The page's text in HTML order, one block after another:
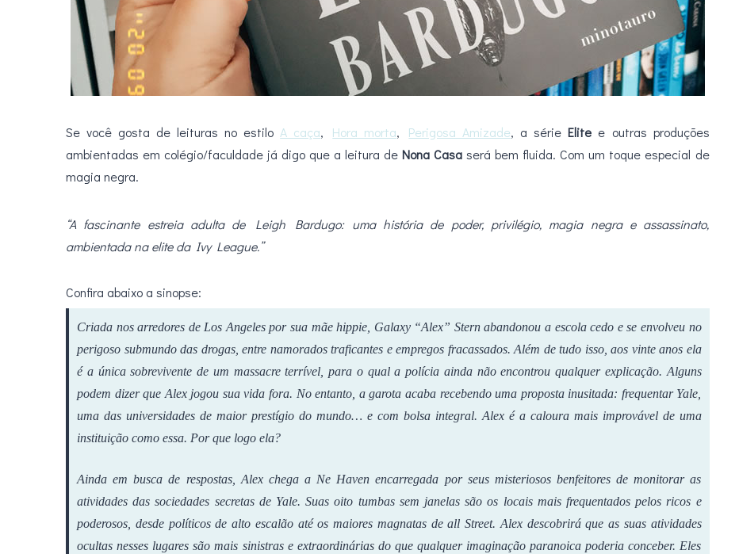
Se você gosta de leituras no estilo A caça, Hora morta, Perigosa Amizade, a sérieElite e outras produções
ambientadas em colégio/faculdade já digo que a leitura deNona Casa será bem fluida. Com um toque especial de
magia negra.
“A fascinante estreia adulta de Leigh Bardugo: uma história de poder, privilégio, magia negra e assassinato,
ambientada na elite da Ivy League.”
Confira abaixo a sinopse:
Criada nos arredores de Los Angeles por sua mãe hippie, Galaxy “Alex” Stern abandonou a escola cedo e se envolveu no
perigoso submundo das drogas, entre namorados traficantes e empregos fracassados. Além de tudo isso, aos vinte anos ela
é a única sobrevivente de um massacre terrível, para o qual a polícia ainda não encontrou qualquer explicação. Alguns
podem dizer que Alex jogou sua vida fora. No entanto, a garota acaba recebendo uma proposta inusitada: frequentar Yale,
uma das universidades de maior prestígio do mundo… e com bolsa integral. Alex é a caloura mais improvável de uma
instituição como essa. Por que logo ela?
Ainda em busca de respostas, Alex chega a Ne Haven encarregada por seus misteriosos benfeitores de monitorar as
atividades das sociedades secretas de Yale. Suas oito tumbas sem janelas são os locais mais frequentados pelos ricos e
poderosos, desde políticos de alto escalão até os maiores magnatas de all Street. Alex descobrirá que as suas atividades
ocultas nesses lugares são mais sinistras e extraordinárias do que qualquer imaginação paranoica poderia conceber. Eles